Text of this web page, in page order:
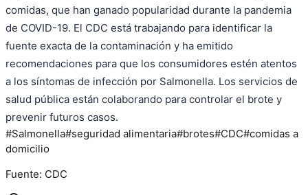
comidas, que han ganado popularidad durante la pandemia
de COVID-19. El CDC está trabajando para identificar la
fuente exacta de la contaminación y ha emitido
recomendaciones para que los consumidores estén atentos
a los síntomas de infección por Salmonella. Los servicios de
salud pública están colaborando para controlar el brote y
prevenir futuros casos.
#Salmonella#seguridad alimentaria#brotes#CDC#comidas a
domicilio
Fuente: CDC